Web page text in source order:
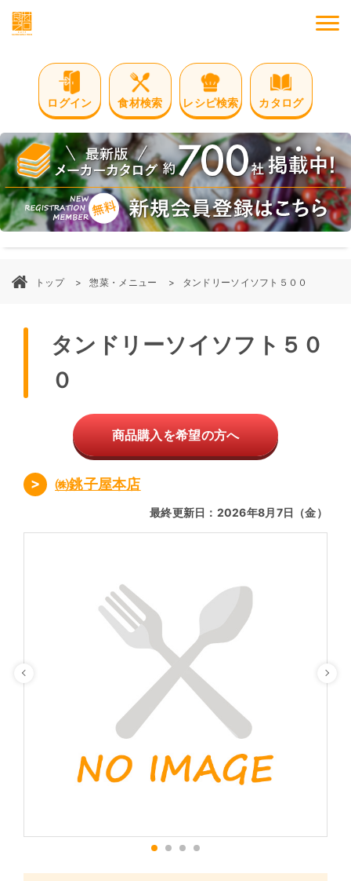
ログイン 食材検索 レシピ検索 カタログ
トップ 惣菜・メニュー タンドリーソイソフト５００
タンドリーソイソフト５０
０
商品購入を希望の方へ
㈱銚子屋本店
最終更新日：2026年8月7日（金）